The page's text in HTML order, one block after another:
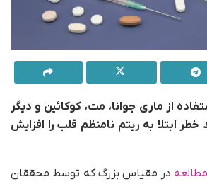
از ماری جوانا، مت، کوکائین و دیگر
خطر ابتلا به ریتم نامنظم قلب را افزایش
مطالعه در مقیاس بزرگ که توسط محققان